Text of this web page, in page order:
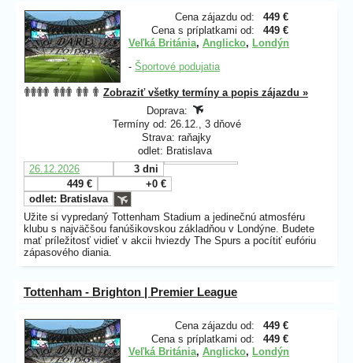
Cena zájazdu od:
449 €
Cena s príplatkami od:
449 €
Veľká Británia, Anglicko, Londýn
- Športové podujatia
Zobraziť všetky termíny a popis zájazdu »
Doprava:
Termíny od: 26.12., 3 dňové
Strava: raňajky
odlet: Bratislava
26.12.2026
3 dni
449 €
+0 €
odlet: Bratislava
Užite si vypredaný Tottenham Stadium a jedinečnú atmosféru
klubu s najväčšou fanúšikovskou základňou v Londýne. Budete
mať príležitosť vidieť v akcii hviezdy The Spurs a pocítiť eufóriu
zápasového diania.
Tottenham - Brighton | Premier League
Cena zájazdu od:
449 €
Cena s príplatkami od:
449 €
Veľká Británia, Anglicko, Londýn